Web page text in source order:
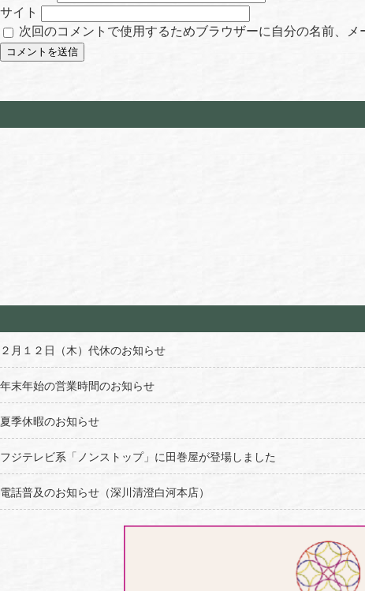
サイト
次回のコメントで使用するためブラウザーに自分の名前、メ
２月１２日（木）代休のお知らせ
年末年始の営業時間のお知らせ
夏季休暇のお知らせ
フジテレビ系「ノンストップ」に田巻屋が登場しました
電話普及のお知らせ（深川清澄白河本店）